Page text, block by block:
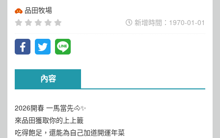
品田牧場
新增時間：1970-01-01
內容
2026開春 一馬當先🐴✨
來品田獲取你的上上籤
吃得飽足，還能為自己加道開運年菜